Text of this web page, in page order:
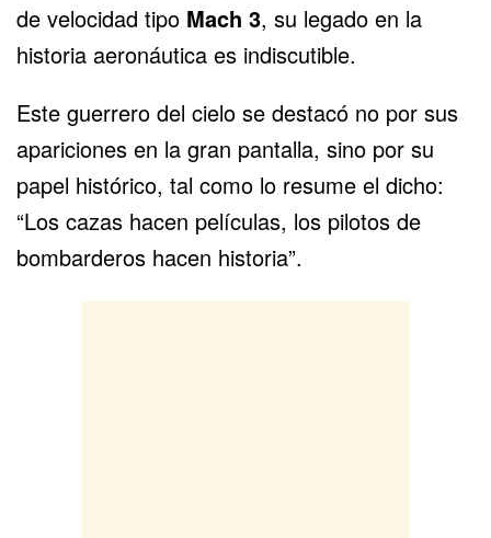
de velocidad tipo Mach 3, su legado en la
historia aeronáutica es indiscutible.
Este guerrero del cielo se destacó no por sus
apariciones en la gran pantalla, sino por su
papel histórico, tal como lo resume el dicho:
“Los cazas hacen películas, los pilotos de
bombarderos hacen historia”.